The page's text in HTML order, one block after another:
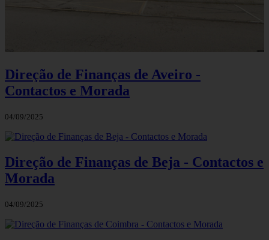
Direção de Finanças de Aveiro -
Contactos e Morada
04/09/2025
Direção de Finanças de Beja - Contactos e
Morada
04/09/2025